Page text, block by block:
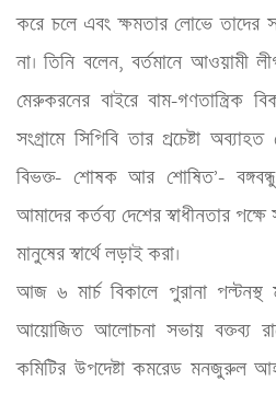
করে চলে এবং ক্ষমতার লোভে
না। তিনি বলেন, বর্তমানে আওয়ামী
মেরুকরনের বাইরে বাম-গণতান্ত্রিক
সংগ্রামে সিপিবি তার প্রচেষ্টা
বিভক্ত- শোষক আর শোষিত’-
আমাদের কর্তব্য দেশের স্বাধীনতার
মানুষের স্বার্থে লড়াই করা।
আজ ৬ মার্চ বিকালে পুরানা পল্টনস্থ
আয়োজিত আলোচনা সভায় বক্তব্য
কমিটির উপদেষ্টা কমরেড মনজুরুল